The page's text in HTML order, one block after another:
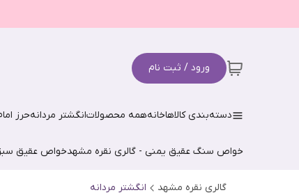
ورود / ثبت نام
دسته‌بندی کالاهاخانههمه محصولاتانگشتر مردانهحرز
خواص سنگ عقیق یمنی - گالری نقره مشهدخواص عقیق
گالری نقره مشهد انگشتر مردانه